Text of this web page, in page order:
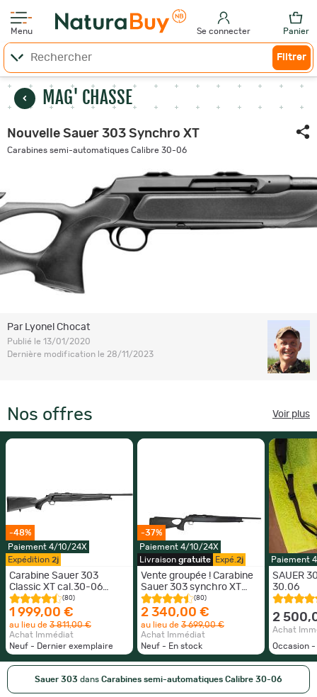
Menu Se connecter Panier
Filtrer
MAG' CHASSE
Nouvelle Sauer 303 Synchro XT
Carabines semi-automatiques Calibre 30-06
Par Lyonel Chocat
Publié le 13/01/2020
Dernière modification le 28/11/2023
Nos offres Voir plus
-48%
Paiement 4/10/24X
Expédition 2j
Carabine Sauer 303
Classic XT cal.30-06
canon 51cm fileté M15
sans organe visée
(80)
1 999,00 €
au lieu de 3 811,00 €
Achat Immédiat
Neuf - Dernier exemplaire
-37%
Paiement 4/10/24X
Livraison gratuite Expé. 2j
Vente groupée ! Carabine
Sauer 303 synchro XT
gen. 2 Cal. 30-06 fileté
M15 sans organe de visée
(80)
2 340,00 €
au lieu de 3 699,00 €
Achat Immédiat
Neuf - En stock
Paiement
SAUER
30.06
2
Achat
Occasion -
Sauer 303 dans Carabines semi-automatiques Calibre 30-06